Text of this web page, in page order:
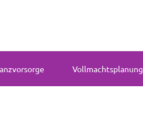
Vollmachtsplanung